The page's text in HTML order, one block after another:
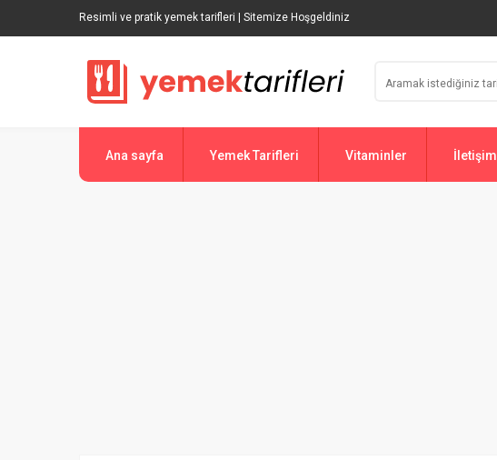
Resimli ve pratik yemek tarifleri | Sitemize Hoşgeldiniz
Ana sayfa Yemek Tarifleri Vitaminler İletişim